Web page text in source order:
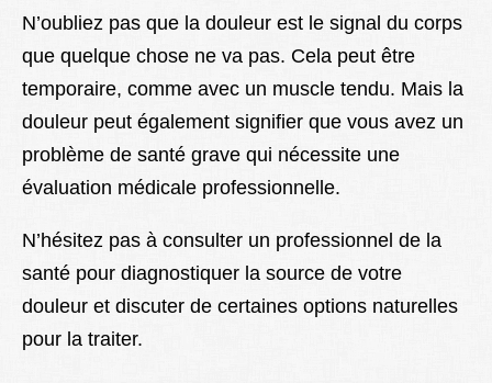
N’oubliez pas que la douleur est le signal du corps
que quelque chose ne va pas. Cela peut être
temporaire, comme avec un muscle tendu. Mais la
douleur peut également signifier que vous avez un
problème de santé grave qui nécessite une
évaluation médicale professionnelle.
N’hésitez pas à consulter un professionnel de la
santé pour diagnostiquer la source de votre
douleur et discuter de certaines options naturelles
pour la traiter.